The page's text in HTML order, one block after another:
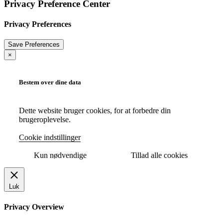
Privacy Preference Center
Privacy Preferences
×
Bestem over dine data
Dette website bruger cookies, for at forbedre din
brugeroplevelse.
Cookie indstillinger
Kun nødvendige Tillad alle cookies
Luk
Privacy Overview